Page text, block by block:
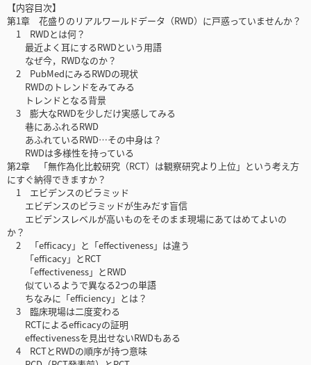
【内容目次】
第1章 花盛りのリアルワールドデータ（RWD）に戸惑っていませんか？
1 RWDとは何？
最近よく耳にするRWDという用語
なぜ今，RWDなのか？
2 PubMedにみるRWDの現状
RWDのトレンドをみてみる
トレンドとなる背景
3 膨大なRWDを少しだけ実感してみる
巷にあふれるRWD
あふれているRWD…その中身は？
RWDは多様性を持っている
第2章 「無作為化比較研究（RCT）は観察研究より上位」という考え方
にすぐ納得できますか？
1 エビデンスのピラミッド
エビデンスのピラミッドが生みだす盲信
エビデンスレベルが高いものをそのまま現場にあてはめてよいの
か？
2 「efficacy」と「effectiveness」は違う
「efficacy」とRCT
「effectiveness」とRWD
似ているようで異なる2つの単語
ちなみに「efficiency」とは？
3 臨床現場は二度変わる
RCTによるefficacyの証明
effectivenessを見出せないRWDもある
4 RCTとRWDの順序が持つ意味